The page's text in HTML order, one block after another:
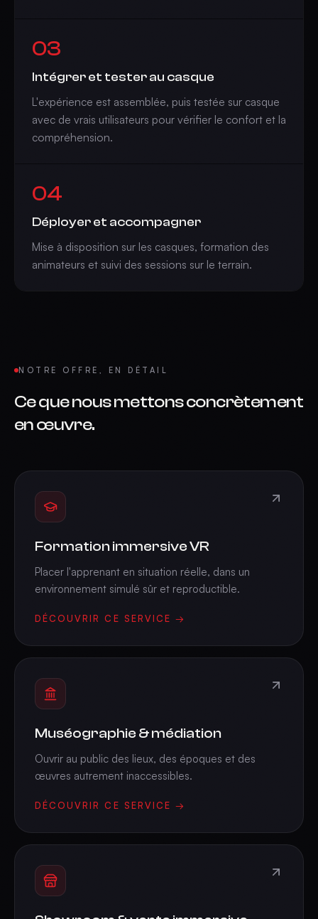
03
Intégrer et tester au casque
L'expérience est assemblée, puis testée sur casque
avec de vrais utilisateurs pour vérifier le confort et la
compréhension.
04
Déployer et accompagner
Mise à disposition sur les casques, formation des
animateurs et suivi des sessions sur le terrain.
NOTRE OFFRE, EN DÉTAIL
Ce que nous mettons concrètement
en œuvre.
Formation immersive VR
Placer l'apprenant en situation réelle, dans un
environnement simulé sûr et reproductible.
DÉCOUVRIR CE SERVICE →
Muséographie & médiation
Ouvrir au public des lieux, des époques et des
œuvres autrement inaccessibles.
DÉCOUVRIR CE SERVICE →